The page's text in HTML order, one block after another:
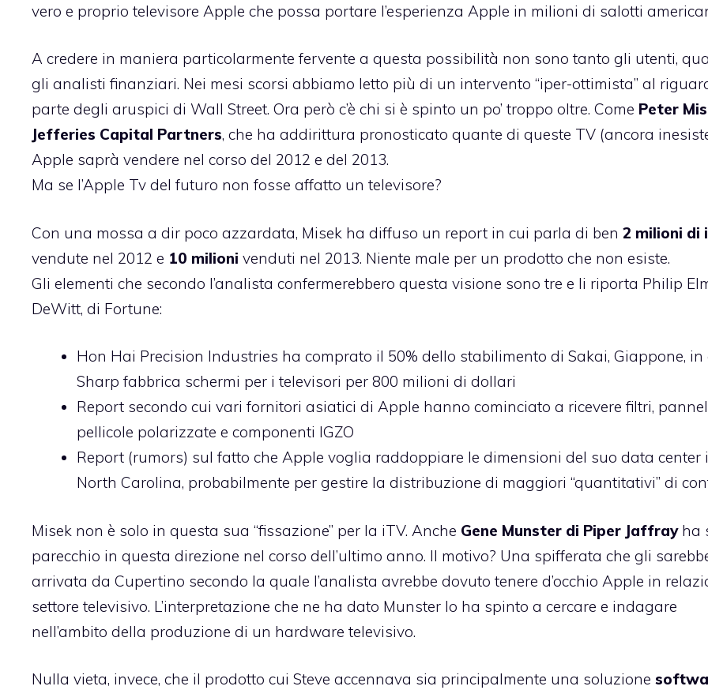
vero e proprio televisore Apple che possa portare l’esperienza Apple in milioni di salotti
A credere in maniera particolarmente fervente a questa possibilità non sono tanto gli utenti,
gli analisti finanziari. Nei mesi scorsi abbiamo letto più di un intervento “iper-ottimista” al
parte degli aruspici di Wall Street. Ora però c’è chi si è spinto un po’ troppo oltre. Come Peter
Jefferies Capital Partners, che ha addirittura pronosticato quante di queste TV (ancora
Apple saprà vendere nel corso del 2012 e del 2013.
Ma se l’Apple Tv del futuro non fosse affatto un televisore?
Con una mossa a dir poco azzardata, Misek ha diffuso un report in cui parla di ben 2 milioni di
vendute nel 2012 e 10 milioni venduti nel 2013. Niente male per un prodotto che non esiste.
Gli elementi che secondo l’analista confermerebbero questa visione sono tre e li riporta Philip
DeWitt, di Fortune:
Hon Hai Precision Industries ha comprato il 50% dello stabilimento di Sakai, Giappone, in
Sharp fabbrica schermi per i televisori per 800 milioni di dollari
Report secondo cui vari fornitori asiatici di Apple hanno cominciato a ricevere filtri,
pellicole polarizzate e componenti IGZO
Report (rumors) sul fatto che Apple voglia raddoppiare le dimensioni del suo data center
North Carolina, probabilmente per gestire la distribuzione di maggiori “quantitativi” di
Misek non è solo in questa sua “fissazione” per la iTV. Anche Gene Munster di Piper Jaffrayha
parecchio in questa direzione nel corso dell’ultimo anno. Il motivo? Una spifferata che gli
arrivata da Cupertino secondo la quale l’analista avrebbe dovuto tenere d’occhio Apple in
settore televisivo. L’interpretazione che ne ha dato Munster lo ha spinto a cercare e indagare
nell’ambito della produzione di un hardware televisivo.
Nulla vieta, invece, che il prodotto cui Steve accennava sia principalmente una soluzione